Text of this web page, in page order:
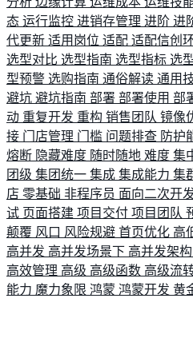
态 运行监控 进销存管理 进阶 进
代更新 适用岗位 适配 适配信创
选型对比 选型指南 选型指标 选
型预警 选购指南 通俗解读 通用
避坑 避坑指南 部署 部署使用 部
动 重复开发 重构 销售团队 镜像
接 门店管理 门槛 问题排查 防护
熔断 隐藏难度 随时随地 难度 集
团级 集团统一 集成 集成能力 集
店 零基础 非程序员 面向二次开
试 页面搭建 项目交付 项目团队
颠覆 风口 风险规避 首页优化 高
高并发 高并发场景下 高并发架构
高效管理 高级 高级函数 高级流
能力 魔力象限 鸿蒙 鸿蒙开发 黄